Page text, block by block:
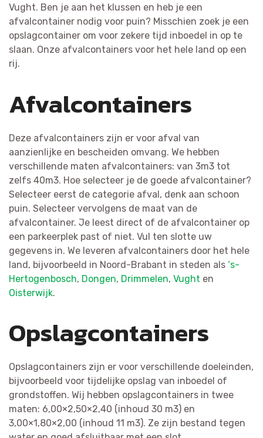
Vught. Ben je aan het klussen en heb je een
afvalcontainer nodig voor puin? Misschien zoek je een
opslagcontainer om voor zekere tijd inboedel in op te
slaan. Onze afvalcontainers voor het hele land op een
rij.
Afvalcontainers
Deze afvalcontainers zijn er voor afval van
aanzienlijke en bescheiden omvang. We hebben
verschillende maten afvalcontainers: van 3m3 tot
zelfs 40m3. Hoe selecteer je de goede afvalcontainer?
Selecteer eerst de categorie afval, denk aan schoon
puin. Selecteer vervolgens de maat van de
afvalcontainer. Je leest direct of de afvalcontainer op
een parkeerplek past of niet. Vul ten slotte uw
gegevens in. We leveren afvalcontainers door het hele
land, bijvoorbeeld in Noord-Brabant in steden als ‘s-
Hertogenbosch, Dongen, Drimmelen, Vught en
Oisterwijk.
Opslagcontainers
Opslagcontainers zijn er voor verschillende doeleinden,
bijvoorbeeld voor tijdelijke opslag van inboedel of
grondstoffen. Wij hebben opslagcontainers in twee
maten: 6,00×2,50×2,40 (inhoud 30 m3) en
3,00×1,80×2,00 (inhoud 11 m3). Ze zijn bestand tegen